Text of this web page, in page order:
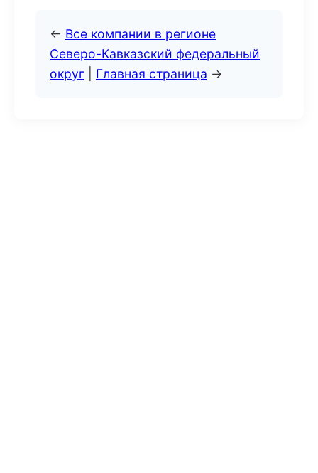
← Все компании в регионе
Северо-Кавказский федеральный
округ
Главная страница →